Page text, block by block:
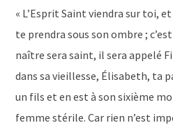
« L’Esprit Saint viendra sur toi,
te prendra sous son ombre ;
naître sera saint, il sera appelé
dans sa vieillesse, Élisabeth, ta
un fils et en est à son sixième
femme stérile. Car rien n’est